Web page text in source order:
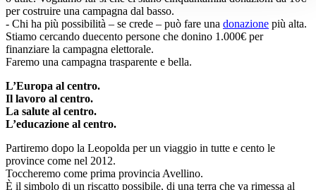
per costruire una campagna dal basso.
- Chi ha più possibilità – se crede – può fare una donazione più alta.
Stiamo cercando duecento persone che donino 1.000€ per
finanziare la campagna elettorale.
Faremo una campagna trasparente e bella.
L’Europa al centro.
Il lavoro al centro.
La salute al centro.
L’educazione al centro.
Partiremo dopo la Leopolda per un viaggio in tutte e cento le
province come nel 2012.
Toccheremo come prima provincia Avellino.
È il simbolo di un riscatto possibile, di una terra che va rimessa al